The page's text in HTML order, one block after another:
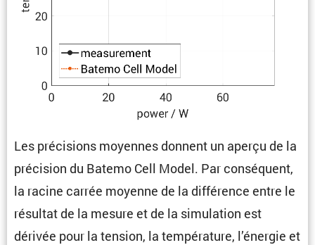
Les préci­sions moyennes donnent un aperçu de la
préci­sion du Batemo Cell Model. Par consé­quent,
la racine carrée moyenne de la diffé­rence entre le
résultat de la mesure et de la simula­tion est
dérivée pour la tension, la tempé­ra­ture, l’énergie et